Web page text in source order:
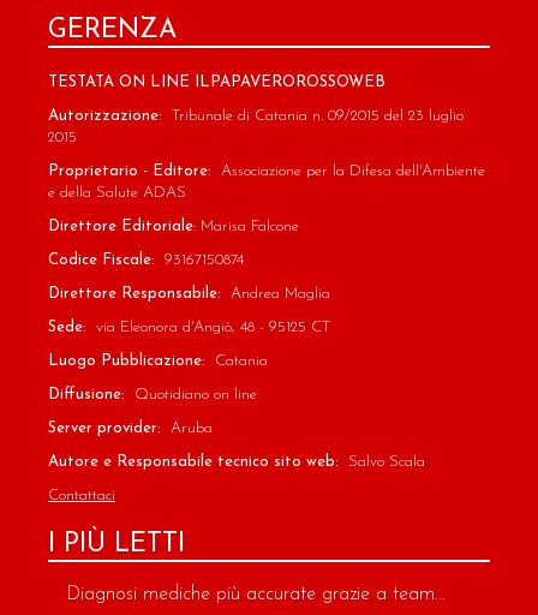
GERENZA
TESTATA ON LINE ILPAPAVEROROSSOWEB
Autorizzazione: Tribunale di Catania n. 09/2015 del 23 luglio
2015
Proprietario - Editore: Associazione per la Difesa dell'Ambiente
e della Salute ADAS
Direttore Editoriale: Marisa Falcone
Codice Fiscale: 93167150874
Direttore Responsabile: Andrea Maglia
Sede: via Eleonora d'Angiò, 48 - 95125 CT
Luogo Pubblicazione: Catania
Diffusione: Quotidiano on line
Server provider: Aruba
Autore e Responsabile tecnico sito web: Salvo Scala
Contattaci
I PIÙ LETTI
Diagnosi mediche più accurate grazie a team...